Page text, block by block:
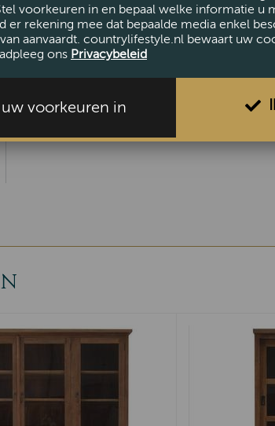
AFMETINGEN
Hoogte (cm)
90
Breedte (cm)
voorkeuren in en bepaal welke informatie u
er rekening mee dat bepaalde media enkel
aanvaardt. countrylifestyle.nl bewaart uw
ons Privacybeleid
voorkeuren in